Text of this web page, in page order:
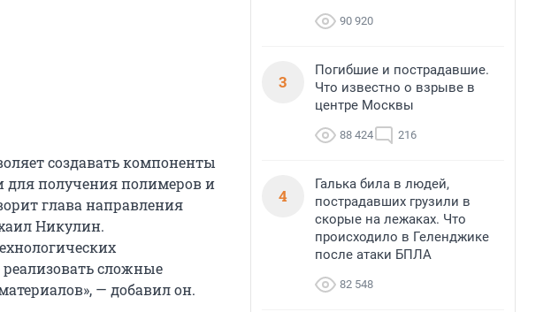
создавать компоненты
для получения полимеров и
глава направления
Никулин.
сложные
— добавил он.
90 920
3
Погибшие и пострадавшие.
Что известно о взрыве в
центре Москвы
88 424 216
4
Галька била в людей,
пострадавших грузили в
скорые на лежаках. Что
происходило в Геленджике
после атаки БПЛА
82 548